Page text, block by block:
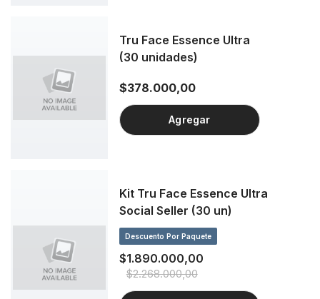
Tru Face Essence Ultra
(30 unidades)
$378.000,00
Agregar
Kit Tru Face Essence Ultra
Social Seller (30 un)
Descuento Por Paquete
$1.890.000,00
$2.268.000,00